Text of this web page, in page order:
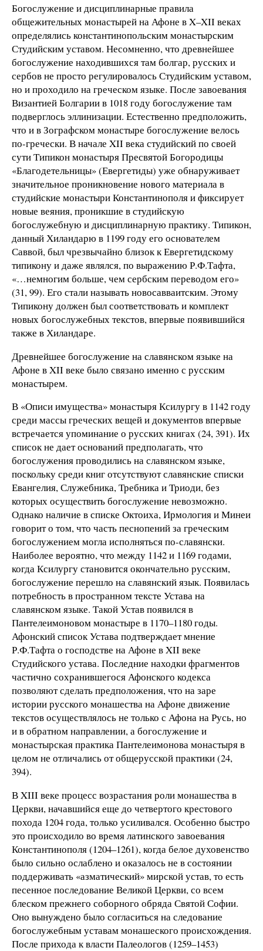
Богослужение и дисциплинарные правила
общежительных монастырей на Афоне в X–XII веках
определялись константинопольским монастырским
Студийским уставом. Несомненно, что древнейшее
богослужение находившихся там болгар, русских и
сербов не просто регулировалось Студийским уставом,
но и проходило на греческом языке. После завоевания
Византией Болгарии в 1018 году богослужение там
подверглось эллинизации. Естественно предположить,
что и в Зографском монастыре богослужение велось
по-гречески. В начале XII века студийский по своей
сути Типикон монастыря Пресвятой Богородицы
«Благодетельницы» (Евергетиды) уже обнаруживает
значительное проникновение нового материала в
студийские монастыри Константинополя и фиксирует
новые веяния, проникшие в студийскую
богослужебную и дисциплинарную практику. Типикон,
данный Хиландарю в 1199 году его основателем
Саввой, был чрезвычайно близок к Евергетидскому
типикону и даже являлся, по выражению Р.Ф.Тафта,
«…немногим больше, чем сербским переводом его»
(31, 99). Его стали называть новосавваитским. Этому
Типикону должен был соответствовать и комплект
новых богослужебных текстов, впервые появившийся
также в Хиландаре.
Древнейшее богослужение на славянском языке на
Афоне в XII веке было связано именно с русским
монастырем.
В «Описи имущества» монастыря Ксилургу в 1142 году
среди массы греческих вещей и документов впервые
встречается упоминание о русских книгах (24, 391). Их
список не дает оснований предполагать, что
богослужения проводились на славянском языке,
поскольку среди книг отсутствуют славянские списки
Евангелия, Служебника, Требника и Триоди, без
которых осуществить богослужение невозможно.
Однако наличие в списке Октоиха, Ирмология и Минеи
говорит о том, что часть песнопений за греческим
богослужением могла исполняться по-славянски.
Наиболее вероятно, что между 1142 и 1169 годами,
когда Ксилургу становится окончательно русским,
богослужение перешло на славянский язык. Появилась
потребность в пространном тексте Устава на
славянском языке. Такой Устав появился в
Пантелеимоновом монастыре в 1170–1180 годы.
Афонский список Устава подтверждает мнение
Р.Ф.Тафта о господстве на Афоне в XII веке
Студийского устава. Последние находки фрагментов
частично сохранившегося Афонского кодекса
позволяют сделать предположения, что на заре
истории русского монашества на Афоне движение
текстов осуществлялось не только с Афона на Русь, но
и в обратном направлении, а богослужение и
монастырская практика Пантелеимонова монастыря в
целом не отличались от общерусской практики (24,
394).
В XIII веке процесс возрастания роли монашества в
Церкви, начавшийся еще до четвертого крестового
похода 1204 года, только усиливался. Особенно быстро
это происходило во время латинского завоевания
Константинополя (1204–1261), когда белое духовенство
было сильно ослаблено и оказалось не в состоянии
поддерживать «азматический» мирской устав, то есть
песенное последование Великой Церкви, со всем
блеском прежнего соборного обряда Святой Софии.
Оно вынуждено было согласиться на следование
богослужебным уставам монашеского происхождения.
После прихода к власти Палеологов (1259–1453)